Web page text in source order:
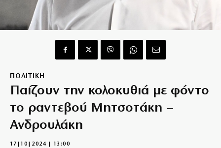
ΠΟΛΙΤΙΚΗ
Παίζουν την κολοκυθιά με φόντο
το ραντεβού Μητσοτάκη –
Ανδρουλάκη
17|10|2024 | 13:00